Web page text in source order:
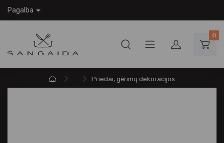
Pagalba
0
... Priedai, gėrimų dekoracijos